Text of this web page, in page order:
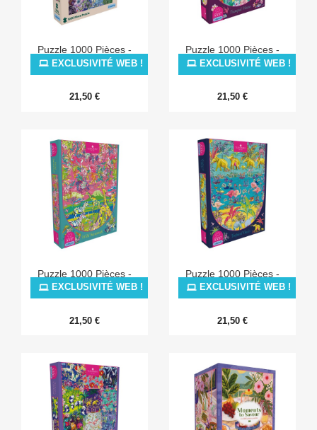
Puzzle 1000 Pièces -
Colours Of Nature
21,50 €
EXCLUSIVITÉ WEB !
Puzzle 1000 Pièces -
Tranquil Waters
21,50 €
EXCLUSIVITÉ WEB !
Puzzle 1000 Pièces -
Wild Savannah
21,50 €
EXCLUSIVITÉ WEB !
Puzzle 1000 Pièces -
Tropical Oasis
21,50 €
EXCLUSIVITÉ WEB !